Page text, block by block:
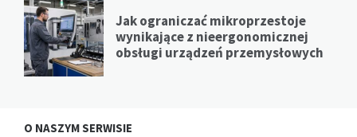
Jak ograniczać mikroprzestoje
wynikające z nieergonomicznej
obsługi urządzeń przemysłowych
O NASZYM SERWISIE